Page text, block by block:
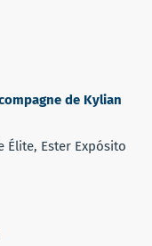
de Kylian
Élite, Ester Expósito